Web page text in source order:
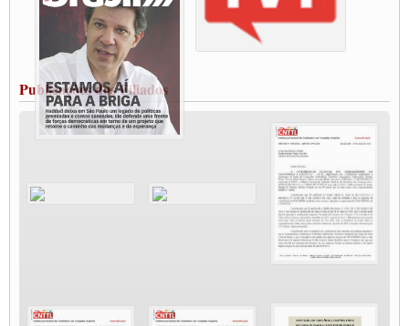
Caminhoneiros bloqueiam duas faixas na Castello Branco e fazem protesto
Modal-Live #13 Aumento da Violência Contra Mulher e o Adoecimento da Classe
Trabalhadora em Tempos de Pandemia
MODAL-LIVE#12 POLÍTICAS PÚBLICAS DE TRANSPORTE PARA A
CLASSE TRABALHADORA E ELEIÇÕES NA PANDEMIA
MODAL-LIVE#11 POLÍTICAS PÚBLICAS DE TRANSPORTE
JUVENTUDE DO TRANSPORTE: POR QUE DEVEMOS NOS ORGANIZAR?
Fabio Primo testa positivo para Coronavírus, mas está bem de saúde
Modal-Live#9 Quais são os direitos dos trabalhador@s que contraem a Covid-19 na
Participe da Campanha Fora Bolsonaro
CNTTL e FECOOTAC apoiam Campanha de testes de COVID-19 para
MODAL-LIVE#8 - Lideranças sindicais da CNTTL, CGTB e dos caminhoneiros
O PAPEL DA ITF E FUTAC NAS LUTAS, EMPREGO, DIREITOS EM
Publicações dos Filiados